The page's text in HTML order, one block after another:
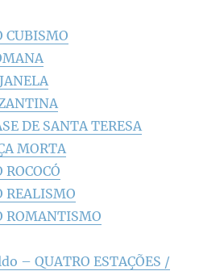
CUBISMO
DE SANTA TERESA
MORTA
REALISMO
ROMANTISMO
– QUATRO ESTAÇÕES /